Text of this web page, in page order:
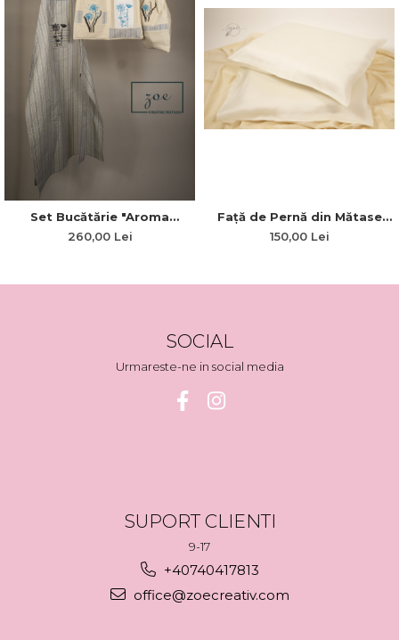
Set Bucătărie "Aroma
Florilor"
260,00 Lei
Față de Pernă din Mătase
Naturală 100% Anti-Aging
150,00 Lei
SOCIAL
Urmareste-ne in social media
SUPORT CLIENTI
9-17
+40740417813
office@zoecreativ.com